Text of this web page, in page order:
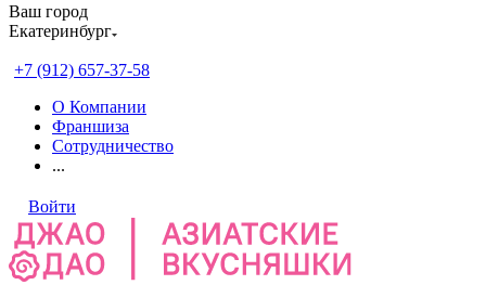
Ваш город
Екатеринбург
+7 (912) 657-37-58
О Компании
Франшиза
Сотрудничество
...
Войти